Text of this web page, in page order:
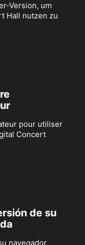
Version, um
Hall nutzen zu
pour utiliser
Concert
de su
navegador